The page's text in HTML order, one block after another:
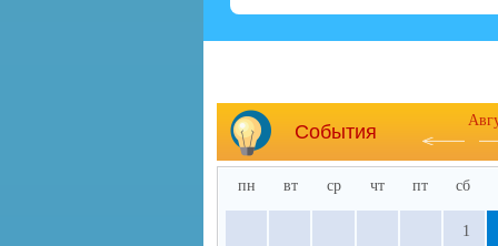
События
пн вт ср чт пт сб
1